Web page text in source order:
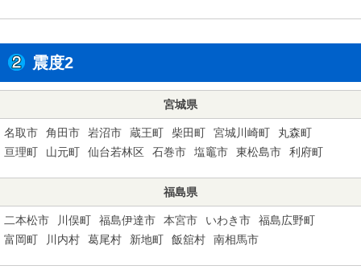
震度2
宮城県
名取市 角田市 岩沼市 蔵王町 柴田町 宮城川崎町
丸森町
亘理町
山元町 仙台若林区 石巻市 塩竈市 東松島市 利府町
福島県
二本松市 川俣町 福島伊達市 本宮市 いわき市
福島広野町
富岡町
川内村 葛尾村 新地町 飯舘村 南相馬市